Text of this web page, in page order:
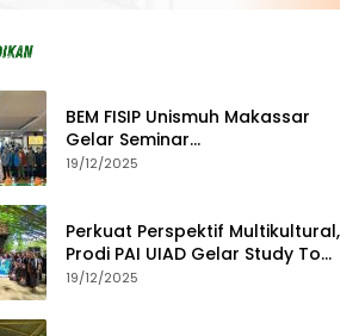
BEM FISIP Unismuh Makassar
Gelar Seminar
Keperempuanan, Bahas
19/12/2025
Perkuat Perspektif Multikultural,
Prodi PAI UIAD Gelar Study Tour
ke Kajang
19/12/2025